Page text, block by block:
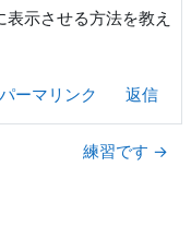
示させる方法を教え
パーマリンク 返信
練習です →